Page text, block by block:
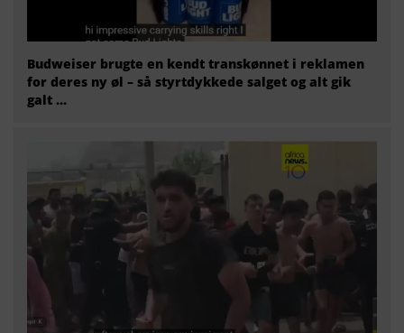
Budweiser brugte en kendt transkønnet i reklamen
for deres ny øl – så styrtdykkede salget og alt gik
galt …